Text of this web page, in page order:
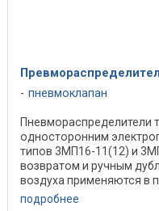
пневмоклапан
Пневмораспределители
односторонним
типов 3МП16-11(12) и
возвратом и ручным
воздуха применяются в
прессовых ...
подробнее